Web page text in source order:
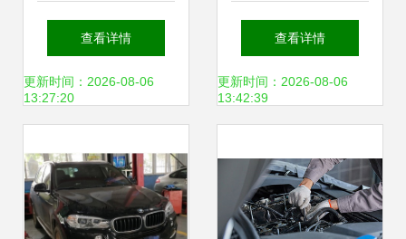
务 比亚迪销量飞升
的背后密码
查看详情
更新时间：2026-08-06
13:27:20
行车安全与性能的
关键
查看详情
更新时间：2026-08-06
13:42:39